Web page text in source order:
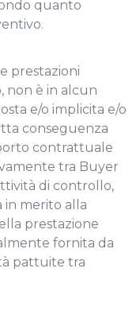
quanto
prestazioni
non è in alcun
e/o implicita e/o
conseguenza
contrattuale
tra Buyer
di controllo,
in merito alla
prestazione
fornita da
pattuite tra